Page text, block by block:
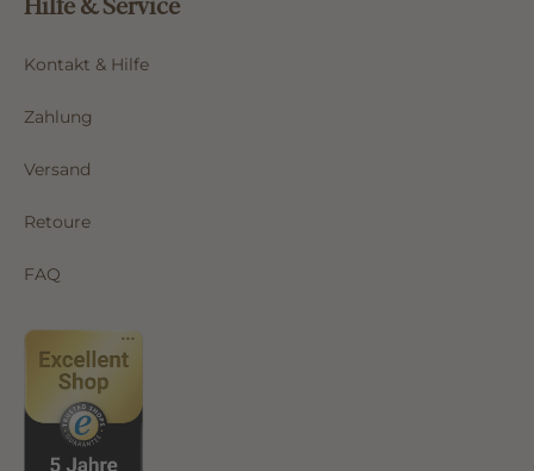
Kontakt & Hilfe
Zahlung
Versand
Retoure
FAQ